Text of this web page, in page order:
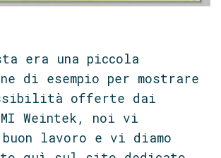
era una piccola
di esempio per mostrare
offerte dai
Weintek, noi vi
buon lavoro e vi diamo